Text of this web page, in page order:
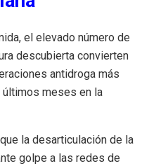
el elevado número de
descubierta convierten
antidroga más
meses en la
la desarticulación de la
golpe a las redes de